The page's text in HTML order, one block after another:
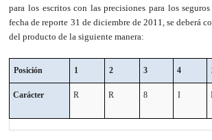
para los escritos con las precisiones para los
fecha de reporte 31 de diciembre de 2011, se deberá
del producto de la siguiente manera:
Posición 1 2 3 4
Carácter R R 8 I